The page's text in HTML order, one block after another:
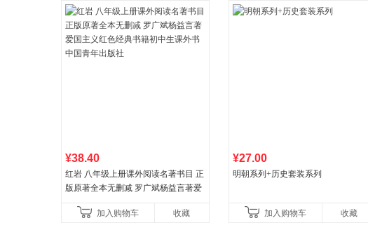
¥38.40
红岩 八年级上册课外阅读名著书目 正
版原著全本无删减 罗广斌杨益言著爱
国青年出版社加入购物车 收藏
¥27.00
明朝系列+历史套装系列
加入购物车 收藏